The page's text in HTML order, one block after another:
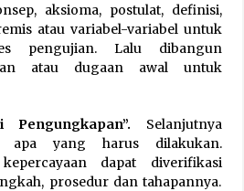
aksioma, postulat, definisi,
atau variabel-variabel untuk
pengujian. Lalu dibangun
atau dugaan awal untuk
Pengungkapan”. Selanjutnya
apa yang harus dilakukan.
dapat diverifikasi
prosedur dan tahapannya.